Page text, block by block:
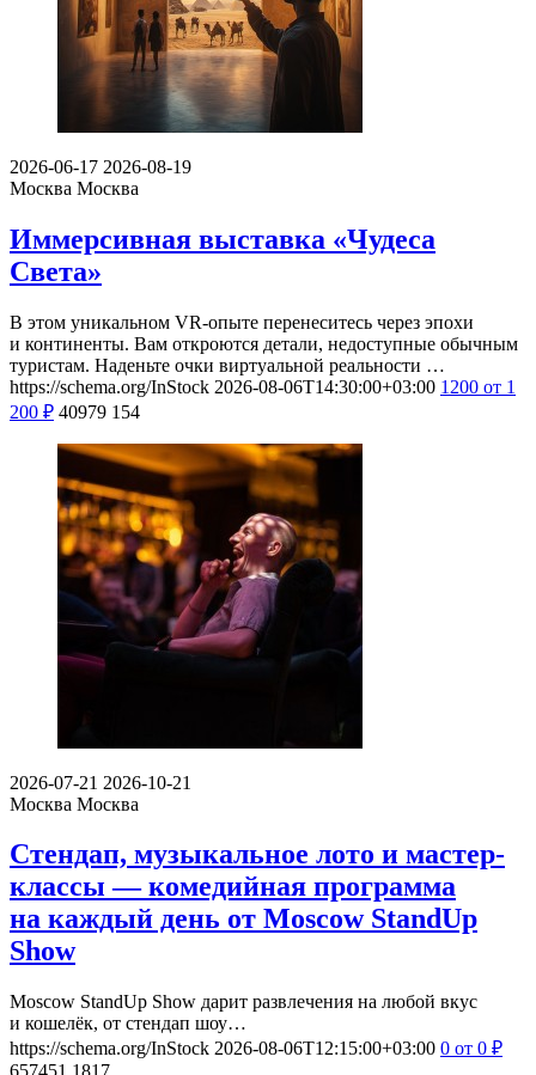
2026-06-17 2026-08-19
Москва Москва
Иммерсивная выставка «Чудеса
Света»
В этом уникальном VR-опыте перенеситесь через эпохи
и континенты. Вам откроются детали, недоступные обычным
туристам. Наденьте очки виртуальной реальности …
https://schema.org/InStock 2026-08-06T14:30:00+03:00 1200 от 1
200 ₽ 40979 154
2026-07-21 2026-10-21
Москва Москва
Стендап, музыкальное лото и мастер-
классы — комедийная программа
на каждый день от Moscow StandUp
Show
Moscow StandUp Show дарит развлечения на любой вкус
и кошелёк, от стендап шоу…
https://schema.org/InStock 2026-08-06T12:15:00+03:00 0 от 0 ₽